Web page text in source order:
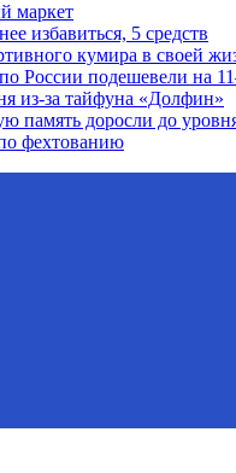
маркет
избавиться, 5 средств
кумира в своей
России подешевели на
из-за тайфуна «Долфин»
память доросли до
фехтованию